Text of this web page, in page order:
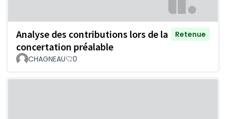
Analyse des contributions lors de la
concertation préalable
Retenue
CHAGNEAU 0